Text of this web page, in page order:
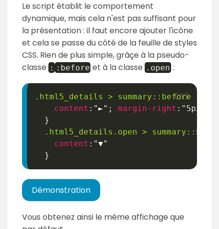
Le script établit le comportement
dynamique, mais cela n'est pas suffisant pour
la présentation : il faut encore ajouter l'icône
et cela se passe du côté de la feuille de styles
CSS. Rien de plus simple, grâçe à la pseudo-
classe : :before et à la classe .open:
.html5_details > summary ::before
{
content : "►" ; margin-right : "5px"
}
.html5_details .open > summary
content : "▼"
}
Démonstration
Vous obtenez ainsi le même affichage que